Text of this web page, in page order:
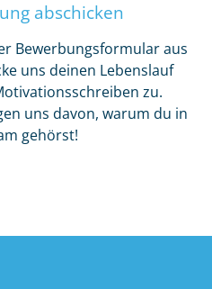
abschicken
Bewerbungsformular aus
uns deinen Lebenslauf
zu.
uns davon, warum du in
gehörst!